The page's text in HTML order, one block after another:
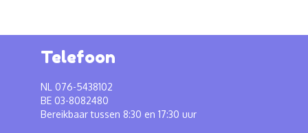
Telefoon
NL 076-5438102
BE 03-8082480
Bereikbaar tussen 8:30 en 17:30 uur